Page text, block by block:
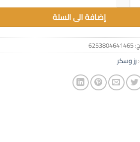
إضافة الى السلة
6253804641465
رز وسكر